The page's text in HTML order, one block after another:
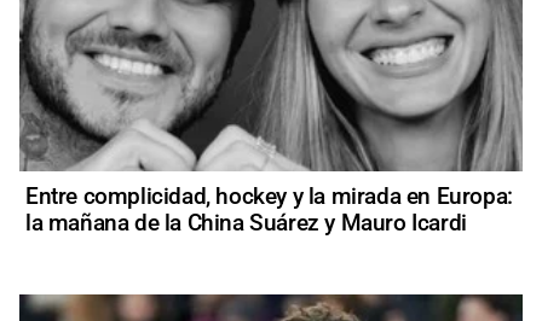
Entre complicidad, hockey y la mirada en Europa:
la mañana de la China Suárez y Mauro Icardi